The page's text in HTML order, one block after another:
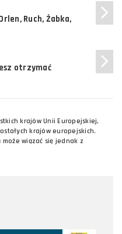
Ruch, Żabka,
otrzymać
krajów Unii Europejskiej,
krajów europejskich.
wiązać się jednak z